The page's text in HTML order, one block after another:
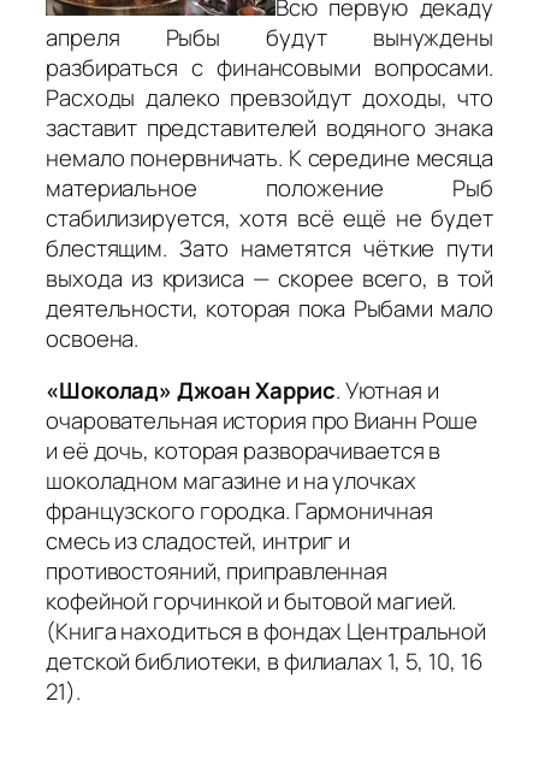
Всю первую декаду
апреля Рыбы будут вынуждены
разбираться с финансовыми вопросами.
Расходы далеко превзойдут доходы, что
заставит представителей водяного знака
немало понервничать. К середине месяца
материальное положение Рыб
стабилизируется, хотя всё ещё не будет
блестящим. Зато наметятся чёткие пути
выхода из кризиса — скорее всего, в той
деятельности, которая пока Рыбами мало
освоена.
«Шоколад» Джоан Харрис. Уютная и
очаровательная история про Вианн Роше
и её дочь, которая разворачивается в
шоколадном магазине и на улочках
французского городка. Гармоничная
смесь из сладостей, интриг и
противостояний, приправленная
кофейной горчинкой и бытовой магией.
(Книга находиться в фондах Центральной
детской библиотеки, в филиалах 1, 5, 10, 16
21).